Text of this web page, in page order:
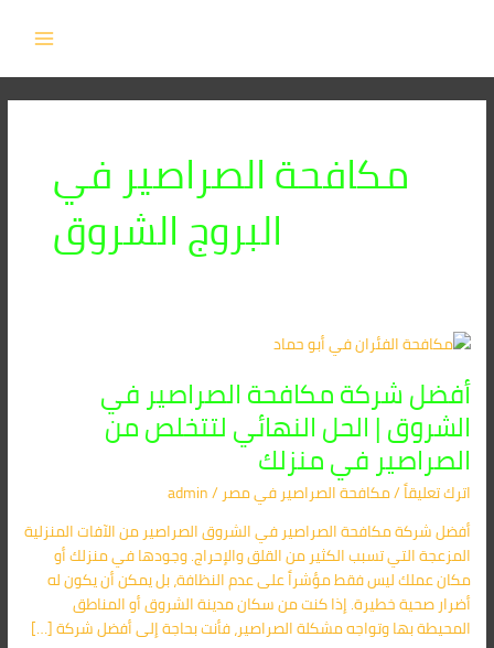
مكافحة الصراصير في
البروج الشروق
أفضل شركة مكافحة الصراصير في
الشروق | الحل النهائي لتتخلص من
الصراصير في منزلك
اترك تعليقاً/مكافحة الصراصير​ في مصر/
admin
أفضل شركة مكافحة الصراصير في الشروق الصراصير من الآفات المنزلية
المزعجة التي تسبب الكثير من القلق والإحراج. وجودها في منزلك أو
مكان عملك ليس فقط مؤشراً على عدم النظافة، بل يمكن أن يكون له
أضرار صحية خطيرة. إذا كنت من سكان مدينة الشروق أو المناطق
المحيطة بها وتواجه مشكلة الصراصير، فأنت بحاجة إلى أفضل شركة […]
أفضل
مكافحة
الصراصير
في
الشروق
|
الحل
النهائي
لتتخلص
من
الصراصير
في